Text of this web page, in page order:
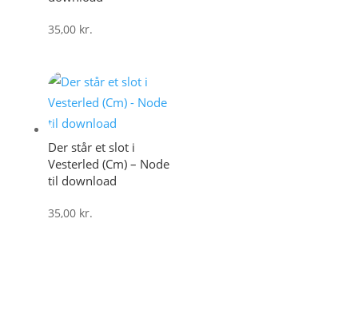
35,00 kr.
Der står et slot i
Vesterled (Cm) – Node
til download
35,00 kr.